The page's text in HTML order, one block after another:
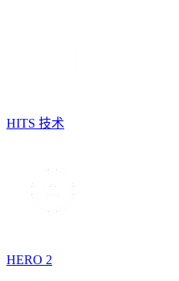
HITS 技术
HERO 2